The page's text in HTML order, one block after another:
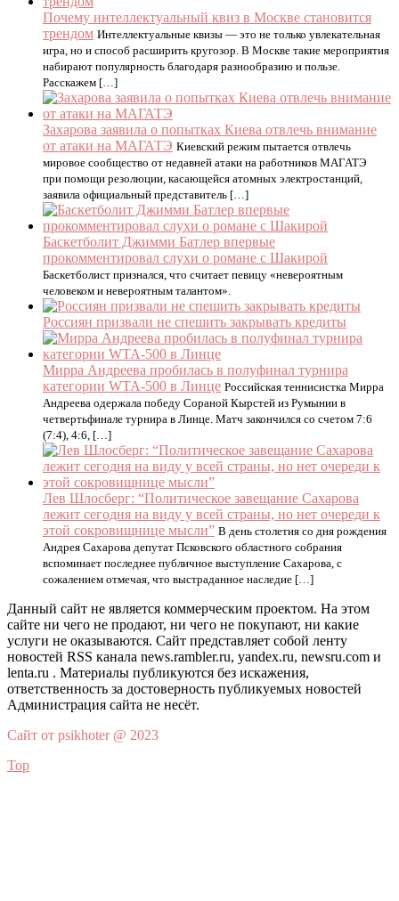
Почему интеллектуальный квиз в Москве становится
трендом Интеллектуальные квизы — это не только увлекательная
игра, но и способ расширить кругозор. В Москве такие мероприятия
набирают популярность благодаря разнообразию и пользе.
Расскажем […]
Захарова заявила о попытках Киева отвлечь внимание
от атаки на МАГАТЭ Киевский режим пытается отвлечь
мировое сообщество от недавней атаки на работников МАГАТЭ
при помощи резолюции, касающейся атомных электростанций,
заявила официальный представитель […]
Баскетболит Джимми Батлер впервые
прокомментировал слухи о романе с Шакирой
Баскетболист признался, что считает певицу «невероятным
человеком и невероятным талантом».
Россиян призвали не спешить закрывать кредиты
Мирра Андреева пробилась в полуфинал турнира
категории WTA-500 в Линце Российская теннисистка Мирра
Андреева одержала победу Сораной Кырстей из Румынии в
четвертьфинале турнира в Линце. Матч закончился со счетом 7:6
(7:4), 4:6, […]
Лев Шлосберг: “Политическое завещание Сахарова
лежит сегодня на виду у всей страны, но нет очереди к
этой сокровищнице мысли” В день столетия со дня рождения
Андрея Сахарова депутат Псковского областного собрания
вспоминает последнее публичное выступление Сахарова, с
сожалением отмечая, что выстраданное наследие […]
Данный сайт не является коммерческим проектом. На этом
сайте ни чего не продают, ни чего не покупают, ни какие
услуги не оказываются. Сайт представляет собой ленту
новостей RSS канала news.rambler.ru, yandex.ru, newsru.com и
lenta.ru . Материалы публикуются без искажения,
ответственность за достоверность публикуемых новостей
Администрация сайта не несёт.
Сайт от psikhoter @ 2023
Top